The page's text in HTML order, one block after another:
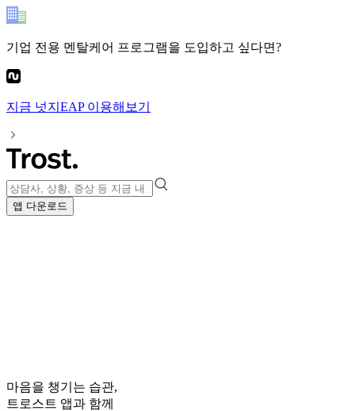
기업 전용 멘탈케어 프로그램을 도입하고 싶다면?
지금 넛지EAP이용해보기
앱 다운로드
마음을 챙기는 습관,
트로스트 앱과 함께